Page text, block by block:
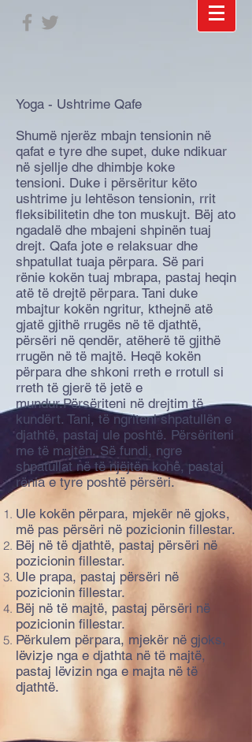
Yoga - Ushtrime Qafe
Shumë njerëz mbajn tensionin në
qafat e tyre dhe supet, duke ndikuar
në sjellje dhe dhimbje koke
tensioni. Duke i përsëritur këto
ushtrime ju lehtëson tensionin, rrit
fleksibilitetin dhe ton muskujt. Bëj ato
ngadalë dhe mbajeni shpinën tuaj
drejt. Qafa jote e relaksuar dhe
shpatullat tuaja përpara. Së pari
rënie kokën tuaj mbrapa, pastaj heqin
atë të drejtë përpara. Tani duke
mbajtur kokën ngritur, kthejnë atë
gjatë gjithë rrugës në të djathtë,
përsëri në qendër, atëherë të gjithë
rrugën në të majtë. Heqë kokën
përpara dhe shkoni rreth e rrotull si
rreth të gjerë të jetë e
mundur.Përsëriteni në drejtim të
kundërt. Tani, të ngriteni shpatullën e
djathtë, pastaj ule poshtë. Përsëriteni
me të majtën. Së fundi, ngre
shpatullat në të njëjtën kohë, pastaj
rënia e tyre poshtë përsëri.
Ule kokën përpara, mjekër në gjoks,
më pas përsëri në pozicionin fillestar.
Bëj në të djathtë, pastaj përsëri në
pozicionin fillestar.
Ule prapa, pastaj përsëri në
pozicionin fillestar.
Bëj në të majtë, pastaj përsëri në
pozicionin fillestar.
Përkulem përpara, mjekër në gjoks,
lëvizje nga e djathta në të majtë,
pastaj lëvizin nga e majta në të
djathtë.